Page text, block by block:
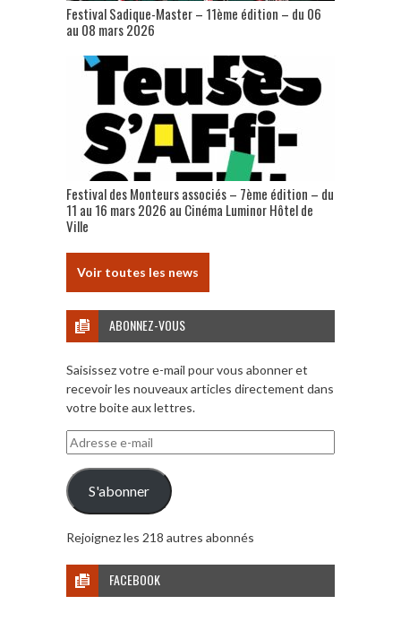
Festival Sadique-Master – 11ème édition – du 06
au 08 mars 2026
Festival des Monteurs associés – 7ème édition – du
11 au 16 mars 2026 au Cinéma Luminor Hôtel de
Ville
Voir toutes les news
ABONNEZ-VOUS
Saisissez votre e-mail pour vous abonner et
recevoir les nouveaux articles directement dans
votre boite aux lettres.
Adresse
e-
mail
S'abonner
Rejoignez les 218 autres abonnés
FACEBOOK